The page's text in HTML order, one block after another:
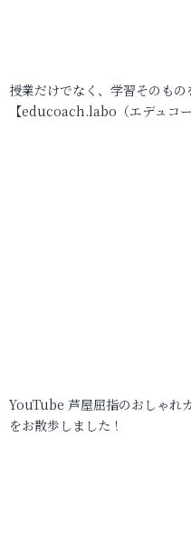
授業だけでなく、学習そのも
【educoach.labo（エデュコ
YouTube 芦屋屈指のおしゃれ
をお散歩しました！